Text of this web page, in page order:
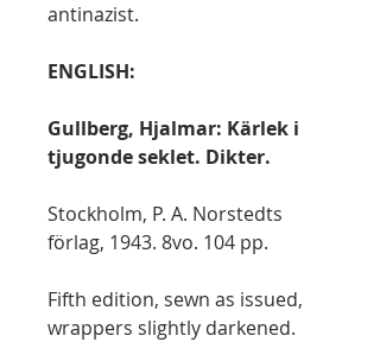
antinazist.
ENGLISH:
Gullberg, Hjalmar: Kärlek i
tjugonde seklet. Dikter.
Stockholm, P. A. Norstedts
förlag, 1943. 8vo. 104 pp.
Fifth edition, sewn as issued,
wrappers slightly darkened.